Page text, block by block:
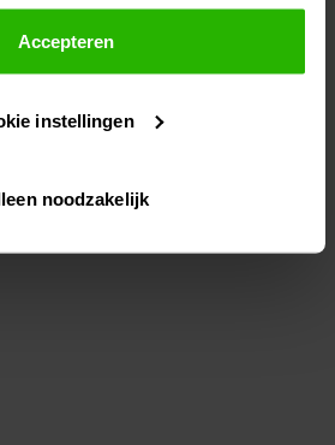
dan geef je Voordeeluitjes.nl
voor social media en
te plaatsen.
in onsprivacybeleid
kun je ook zelf instellen welke
Accepteren
instellingen
noodzakelijk